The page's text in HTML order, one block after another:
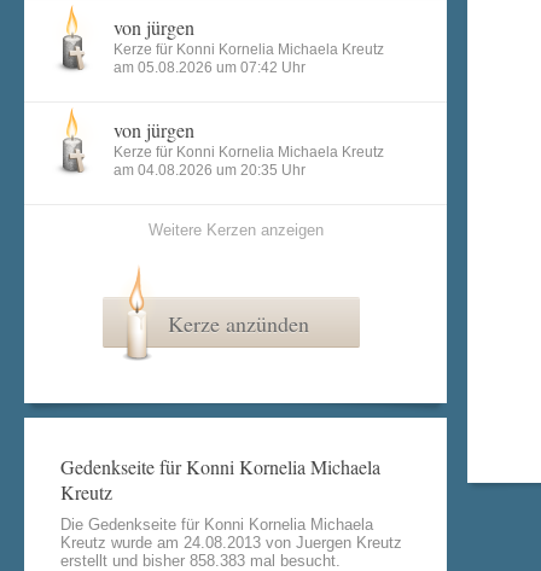
von jürgen
Kerze für Konni Kornelia Michaela Kreutz
am 05.08.2026 um 07:42 Uhr
von jürgen
Kerze für Konni Kornelia Michaela Kreutz
am 04.08.2026 um 20:35 Uhr
Weitere Kerzen anzeigen
Kerze anzünden
Gedenkseite für Konni Kornelia Michaela
Kreutz
Die Gedenkseite für Konni Kornelia Michaela
Kreutz wurde am 24.08.2013 von Juergen Kreutz
erstellt und bisher 858.383 mal besucht.